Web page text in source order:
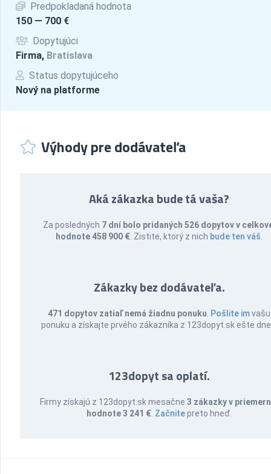
Predpokladaná hodnota
150 — 700 €
Dopytujúci
Firma, Bratislava
Status dopytujúceho
Nový na platforme
Výhody pre dodávateľa
Aká zákazka bude tá vaša?
Za posledných 7 dní bolo pridaných 526 dopytov v
hodnote 458 900 € . Zistite, ktorý z nich bude ten váš
Zákazky bez dodávateľa.
471 dopytov zatiaľ nemá žiadnu ponuku Pošlite imvašu
ponuku a získajte prvého zákazníka z 123dopyt.sk ešte
123dopyt sa oplatí.
Firmy získajú z 123dopyt.sk mesačne3 zákazky v
hodnote 3 241 € Začnitepreto hneď.